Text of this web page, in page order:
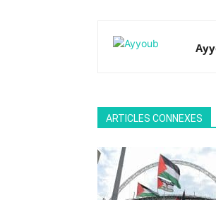
ARTICLES CONNEXES